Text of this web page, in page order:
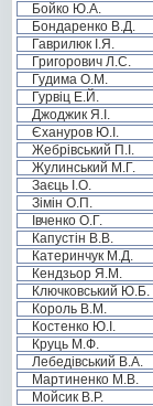
Бойко Ю.А.
Бондаренко В.Д.
Гаврилюк І.Я.
Григорович Л.С.
Гудима О.М.
Гурвіц Е.Й.
Джоджик Я.І.
Єхануров Ю.І.
Жебрівський П.І.
Жулинський М.Г.
Заєць І.О.
Зімін О.П.
Івченко О.Г.
Капустін В.В.
Катеринчук М.Д.
Кендзьор Я.М.
Ключковський Ю.Б.
Король В.М.
Костенко Ю.І.
Круць М.Ф.
Лебедівський В.А.
Мартиненко М.В.
Мойсик В.Р.